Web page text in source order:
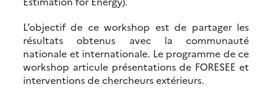
L’objectif de ce workshop est de partager les
résultats obtenus avec la communauté
nationale et internationale. Le programme de ce
workshop articule présentations de FORESEE et
interventions de chercheurs extérieurs.